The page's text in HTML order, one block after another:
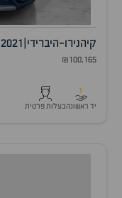
קיהנירו-היברידי 2021
₪100,165
1
יד ראשונהבעלות פרטית